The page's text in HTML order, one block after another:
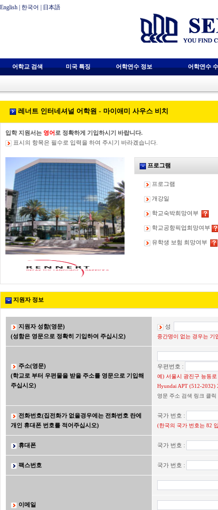
English 한국어 日本語
어학교 검색 미국 특징 어학연수 정보 어학연수
레너트 인터네셔널 어학원 - 마이애미 사우스 비치
입학 지원서는 영어 로 정확하게 기입하시기 바랍니다.
표시의 항목은 필수로 입력을 하여 주시기 바라겠습니다.
프로그램
프로그램
개강일
학교숙박희망여부
학교공항픽업희망여부
유학생 보험 희망여부
지원자 정보
지원자 성함(영문)
(성함은 영문으로 정확히 기입하여 주십시오)
성
중간명이 없는 경우는 기
주소(영문)
(학교로 부터 우편물을 받을 주소를 영문으로 기입해
주십시오)
우편번호 :
예) 서울시 광진구 능동
Hyundai APT (512-2032)
영문 주소 검색 링크 클릭
전화번호(집전화가 없을경우에는 전화번호 란에
개인 휴대폰 번호를 적어주십시오)
국가 번호 :
(한국의 국가 번호는 82
휴대폰 국가 번호 :
팩스번호 국가 번호 :
이메일